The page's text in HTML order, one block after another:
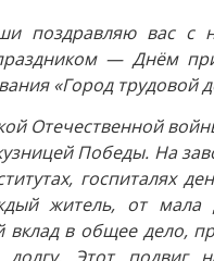
поздравляю вас
— Днём
«Город трудовой
Отечественной
Победы. На
госпиталях
житель, от мала
в общее дело,